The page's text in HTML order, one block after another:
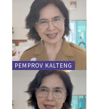
PEMPROV KALTENG